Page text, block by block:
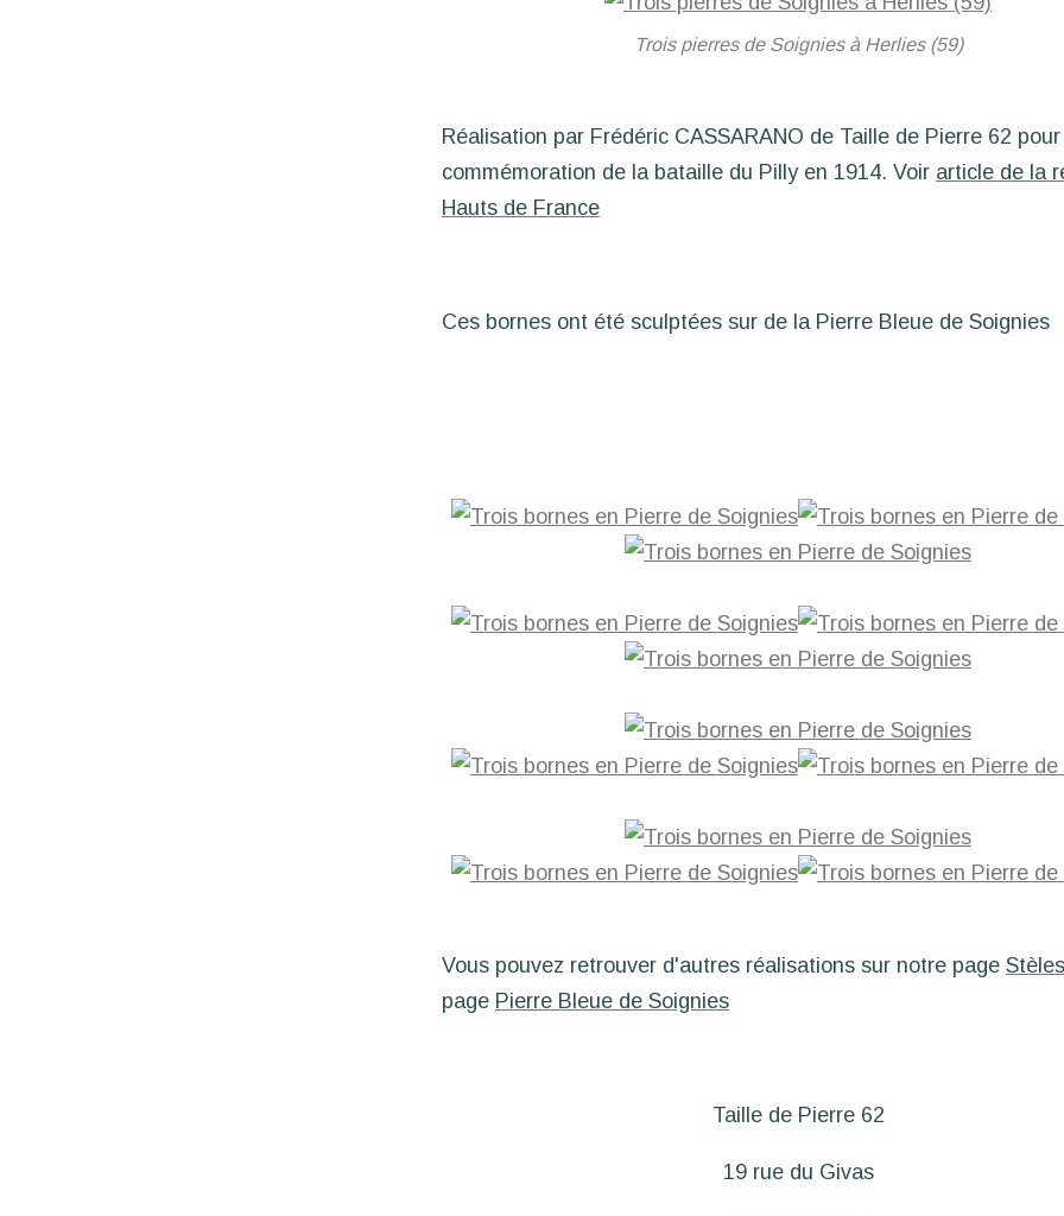
Trois pierres de Soignies à Herlies (59)
Réalisation par Frédéric CASSARANO de Taille de Pierre 62
commémoration de la bataille du Pilly en 1914. Voir article de la
Hauts de France
Ces bornes ont été sculptées sur de la Pierre Bleue de Soignies
Vous pouvez retrouver d'autres réalisations sur notre page Stèles
page Pierre Bleue de Soignies
Taille de Pierre 62
19 rue du Givas